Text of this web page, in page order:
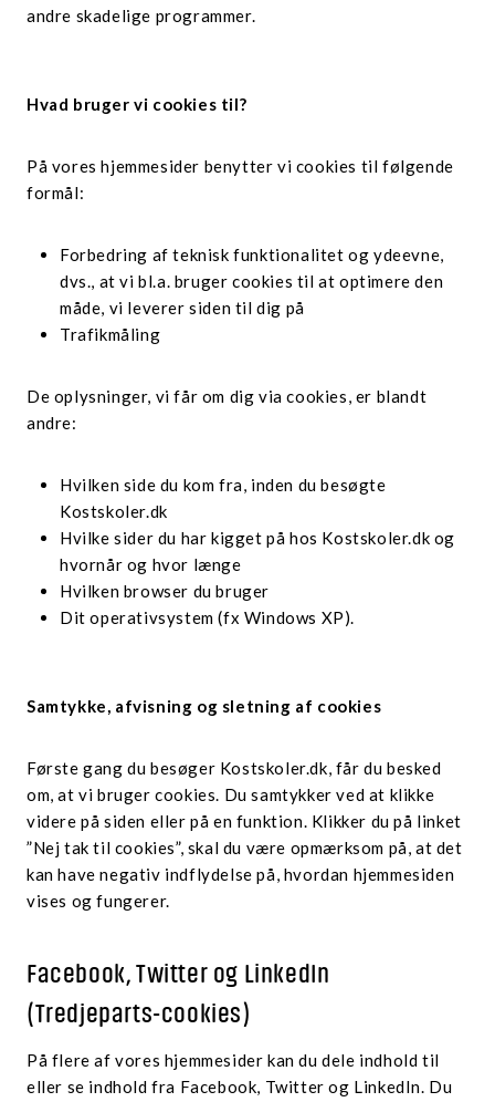
andre skadelige programmer.
Hvad bruger vi cookies til?
På vores hjemmesider benytter vi cookies til følgende
formål:
Forbedring af teknisk funktionalitet og ydeevne,
dvs., at vi bl.a. bruger cookies til at optimere den
måde, vi leverer siden til dig på
Trafikmåling
De oplysninger, vi får om dig via cookies, er blandt
andre:
Hvilken side du kom fra, inden du besøgte
Kostskoler.dk
Hvilke sider du har kigget på hos Kostskoler.dk og
hvornår og hvor længe
Hvilken browser du bruger
Dit operativsystem (fx Windows XP).
Samtykke, afvisning og sletning af cookies
Første gang du besøger Kostskoler.dk, får du besked
om, at vi bruger cookies. Du samtykker ved at klikke
videre på siden eller på en funktion. Klikker du på linket
”Nej tak til cookies”, skal du være opmærksom på, at det
kan have negativ indflydelse på, hvordan hjemmesiden
vises og fungerer.
Facebook, Twitter og LinkedIn
(Tredjeparts-cookies)
På flere af vores hjemmesider kan du dele indhold til
eller se indhold fra Facebook, Twitter og LinkedIn. Du